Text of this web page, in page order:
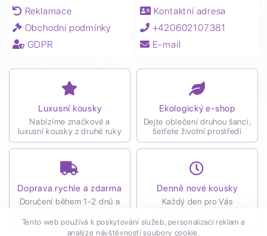
Reklamace
Obchodní podmínky
GDPR
Kontaktní adresa
+420602107381
E-mail
Luxusní kousky
Nabízíme značkové a
luxusní kousky z druhé ruky
Ekologický e-shop
Dejte oblečení druhou šanci,
šetřete životní prostředí
Doprava rychle a zdarma
Doručení během 1-2 dnů a
při nákupu nad 1 490 Kč
zdarma
Denně nové kousky
Každý den pro Vás
přidáváme nové zboží
Tento web používá k poskytování služeb, personalizaci reklam a
analýze návštěvnosti soubory cookie.